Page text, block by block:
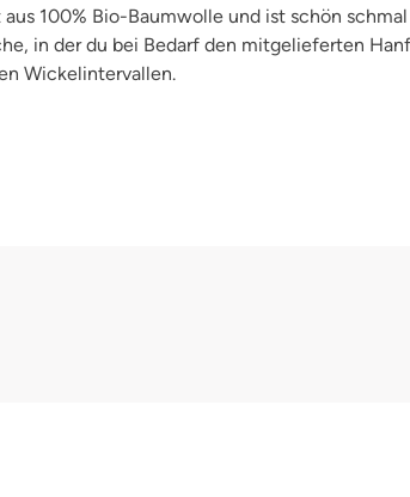
100% Bio-Baumwolle und ist schön
in der du bei Bedarf den mitgelieferten
Wickelintervallen.